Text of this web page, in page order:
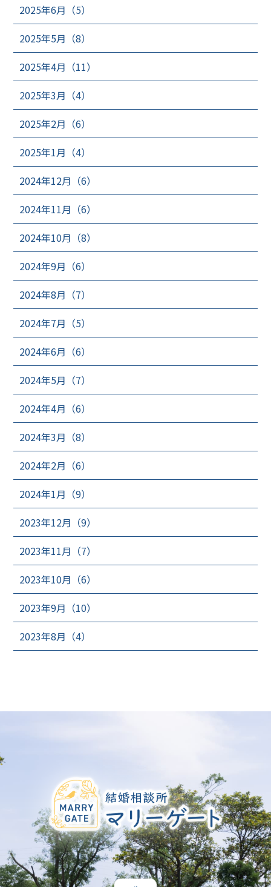
2025年6月（5）
2025年5月（8）
2025年4月（11）
2025年3月（4）
2025年2月（6）
2025年1月（4）
2024年12月（6）
2024年11月（6）
2024年10月（8）
2024年9月（6）
2024年8月（7）
2024年7月（5）
2024年6月（6）
2024年5月（7）
2024年4月（6）
2024年3月（8）
2024年2月（6）
2024年1月（9）
2023年12月（9）
2023年11月（7）
2023年10月（6）
2023年9月（10）
2023年8月（4）